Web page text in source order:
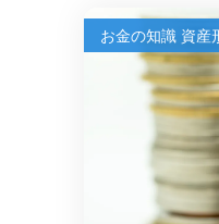
お金の知識 資産